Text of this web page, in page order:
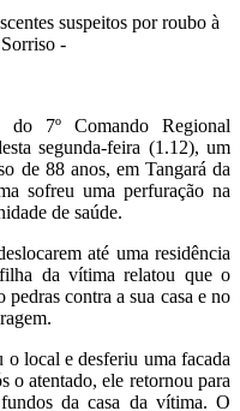
7º Comando Regional
segunda-feira (1.12), um
de 88 anos, em Tangará da
sofreu uma perfuração na
de saúde.
até uma residência
da vítima relatou que o
pedras contra a sua casa e no
local e desferiu uma facada
o atentado, ele retornou para
da casa da vítima. O